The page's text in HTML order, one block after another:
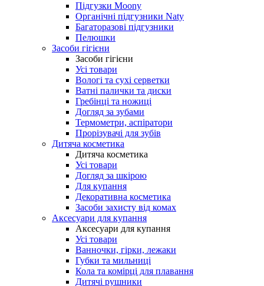
Підгузки Moony
Органічні підгузники Naty
Багаторазові підгузники
Пелюшки
Засоби гігієни
Засоби гігієни
Усі товари
Вологі та сухі серветки
Ватні палички та диски
Гребінці та ножиці
Догляд за зубами
Термометри, аспіратори
Прорізувачі для зубів
Дитяча косметика
Дитяча косметика
Усі товари
Догляд за шкірою
Для купання
Декоративна косметика
Засоби захисту від комах
Аксесуари для купання
Аксесуари для купання
Усі товари
Ванночки, гірки, лежаки
Губки та мильниці
Кола та комірці для плавання
Дитячі рушники